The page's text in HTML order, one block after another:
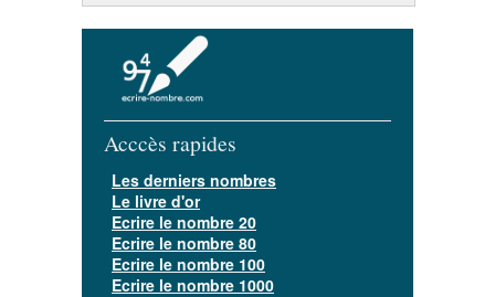
Acccès rapides
Les derniers nombres
Le livre d'or
Ecrire le nombre 20
Ecrire le nombre 80
Ecrire le nombre 100
Ecrire le nombre 1000